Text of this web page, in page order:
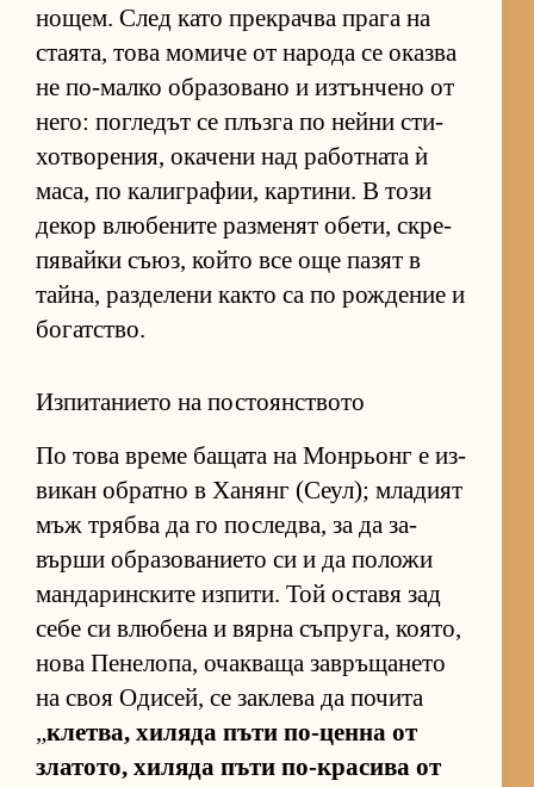
но­щем. След като прек­рачва прага на
ста­я­та, това мо­миче от на­рода се оказва
не по-малко об­ра­зо­вано и из­тън­чено от
не­го: пог­ле­дът се плъзга по нейни сти­
хот­во­ре­ния, ока­чени над ра­бот­ната ѝ
ма­са, по ка­лиг­ра­фии, кар­ти­ни. В този
де­кор влю­бе­ните раз­ме­нят обе­ти, скре­
пя­вайки съ­юз, който все още па­зят в
тай­на, раз­де­лени както са по рож­де­ние и
бо­гат­с­тво.
Изпитанието на постоянството
По това време ба­щата на Мон­рьонг е из­
ви­кан об­ратно в Ха­нянг (Се­ул); мла­дият
мъж трябва да го пос­лед­ва, за да за­
върши об­ра­зо­ва­ни­ето си и да по­ложи
ман­да­рин­с­ките из­пи­ти. Той ос­тавя зад
себе си влю­бена и вярна съп­ру­га, ко­я­то,
нова Пе­не­ло­па, очак­ваща зав­ръ­ща­нето
на своя Оди­сей, се зак­лева да по­чита
„клет­ва, хи­ляда пъти по-ценна от
зла­то­то, хи­ляда пъти по-кра­сива от